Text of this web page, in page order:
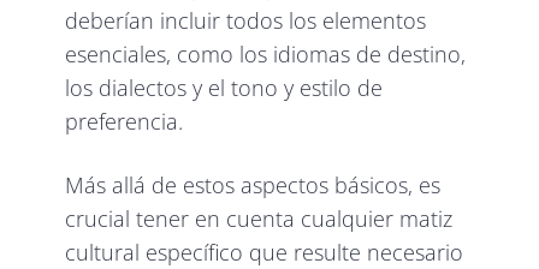
deberían incluir todos los elementos
esenciales, como los idiomas de destino,
los dialectos y el tono y estilo de
preferencia.
Más allá de estos aspectos básicos, es
crucial tener en cuenta cualquier matiz
cultural específico que resulte necesario